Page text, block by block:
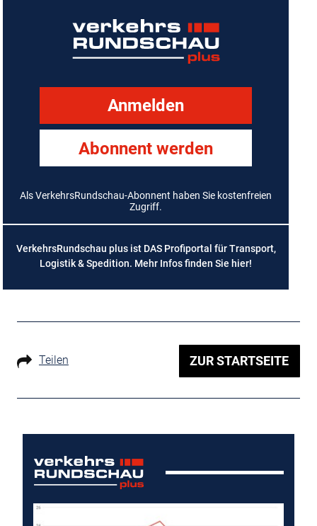
Anmelden
Abonnent werden
Als VerkehrsRundschau-Abonnent haben Sie kostenfreien
Zugriff.
VerkehrsRundschau plus ist DAS Profiportal für Transport,
Logistik & Spedition. Mehr Infos finden Sie hier!
Teilen ZUR STARTSEITE